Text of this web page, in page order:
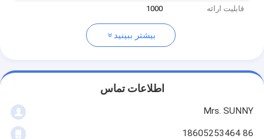
قابلیت ارائه
1000
بیشتر ببینید
اطلاعات تماس
Mrs. SUNNY
86 18605253464